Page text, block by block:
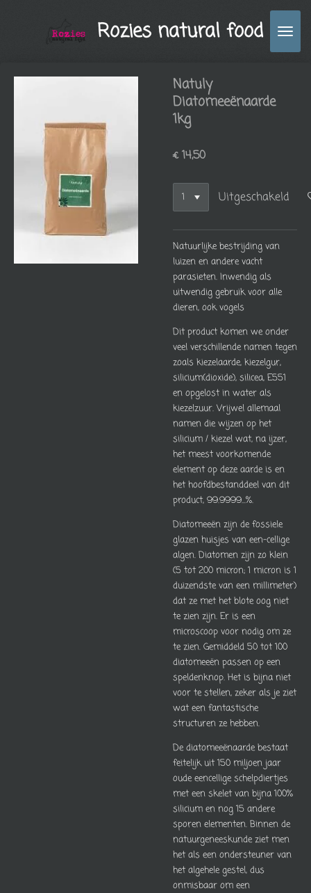
hoofdinhoud
Rozies natural food
Natuly
Diatomeeënaarde
1kg
€ 14,50
Uitgeschakeld
Natuurlijke bestrijding van
luizen en andere vacht
parasieten. Inwendig als
uitwendig gebruik voor alle
dieren, ook vogels
Dit product komen we onder
veel verschillende namen tegen
zoals kiezelaarde, kiezelgur,
silicium(dioxide), silicea, E551
en opgelost in water als
kiezelzuur. Vrijwel allemaal
namen die wijzen op het
silicium / kiezel wat, na ijzer,
het meest voorkomende
element op deze aarde is en
het hoofdbestanddeel van dit
product, 99.9999...%.
Diatomeeën zijn de fossiele
glazen huisjes van een-cellige
algen. Diatomen zijn zo klein
(5 tot 200 micron; 1 micron is 1
duizendste van een millimeter)
dat ze met het blote oog niet
te zien zijn. Er is een
microscoop voor nodig om ze
te zien. Gemiddeld 50 tot 100
diatomeeën passen op een
speldenknop. Het is bijna niet
voor te stellen, zeker als je ziet
wat een fantastische
structuren ze hebben.
De diatomeeënaarde bestaat
feitelijk uit 150 miljoen jaar
oude eencellige schelpdiertjes
met een skelet van bijna 100%
silicium en nog 15 andere
sporen elementen. Binnen de
natuurgeneeskunde ziet men
het als een ondersteuner van
het algehele gestel, dus
onmisbaar om een